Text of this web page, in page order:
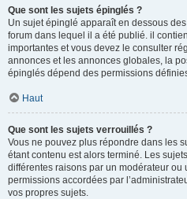
Que sont les sujets épinglés ?
Un sujet épinglé apparaît en dessous
forum dans lequel il a été publié. il
importantes et vous devez le consulter
annonces et les annonces globales, la
épinglés dépend des permissions
Haut
Que sont les sujets verrouillés ?
Vous ne pouvez plus répondre dans les
étant contenu est alors terminé. Les
différentes raisons par un modérateur ou
permissions accordées par
vos propres sujets.